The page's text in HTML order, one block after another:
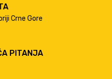
Crne Gore
PITANJA